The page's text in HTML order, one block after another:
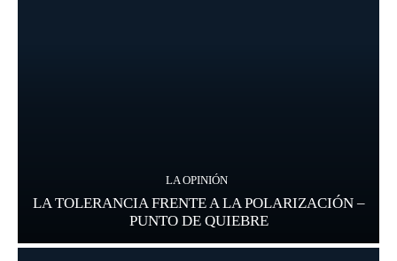
LA OPINIÓN
LA TOLERANCIA FRENTE A LA POLARIZACIÓN –
PUNTO DE QUIEBRE